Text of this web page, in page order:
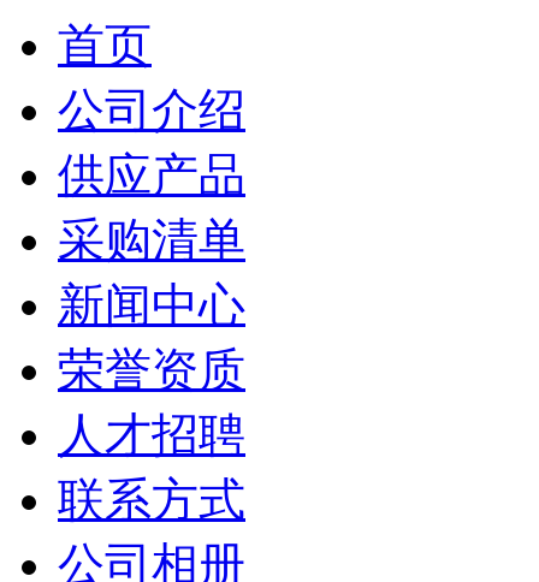
首页
公司介绍
供应产品
采购清单
新闻中心
荣誉资质
人才招聘
联系方式
公司相册